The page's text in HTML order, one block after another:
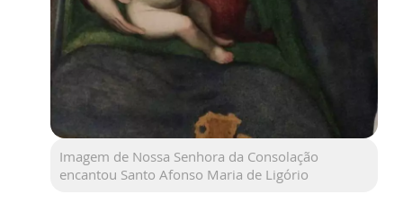
Imagem de Nossa Senhora da Consolação
encantou Santo Afonso Maria de Ligório